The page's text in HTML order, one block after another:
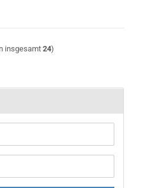
insgesamt24)